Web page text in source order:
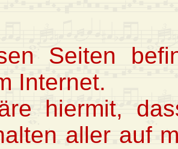
Seiten
Internet.
hiermit,
aller auf